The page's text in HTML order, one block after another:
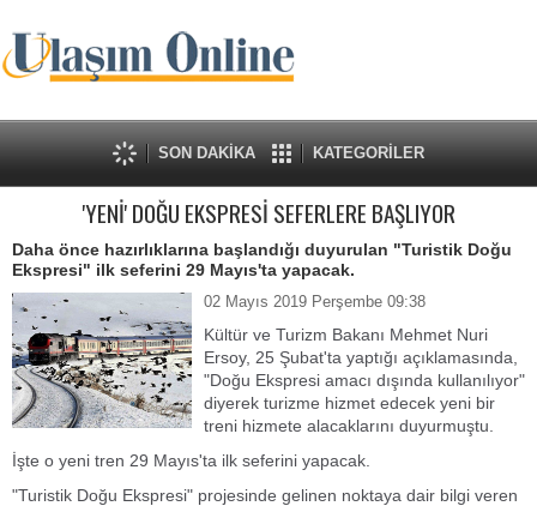
SON DAKİKA KATEGORİLER
'YENİ' DOĞU EKSPRESİ SEFERLERE BAŞLIYOR
Daha önce hazırlıklarına başlandığı duyurulan "Turistik Doğu
Ekspresi" ilk seferini 29 Mayıs'ta yapacak.
02 Mayıs 2019 Perşembe 09:38
Kültür ve Turizm Bakanı Mehmet Nuri
Ersoy, 25 Şubat'ta yaptığı açıklamasında,
"Doğu Ekspresi amacı dışında kullanılıyor"
diyerek turizme hizmet edecek yeni bir
treni hizmete alacaklarını duyurmuştu.
İşte o yeni tren 29 Mayıs'ta ilk seferini yapacak.
"Turistik Doğu Ekspresi" projesinde gelinen noktaya dair bilgi veren